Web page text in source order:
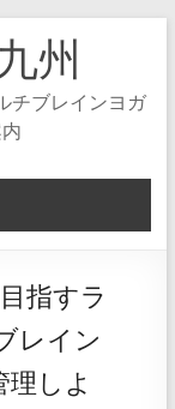
州
チブレインヨガ
指すラ
レイン
しよ